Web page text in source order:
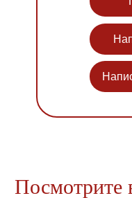
Посмотрите